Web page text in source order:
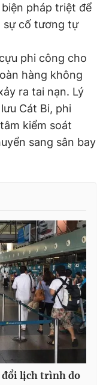
pháp triệt để
sự cố tương tự
phi công cho
hàng không
ra tai nạn. Lý
Cát Bi, phi
kiểm soát
sang sân bay
đổi lịch trình do